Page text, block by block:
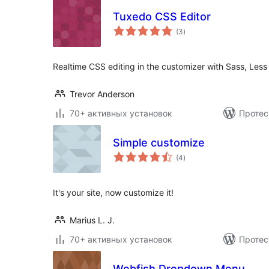
Tuxedo CSS Editor
(3общий
рейтинг
)
Realtime CSS editing in the customizer with Sass,
Trevor Anderson
70+ активных установок
Simple customize
(4общий
рейтинг
)
It's your site, now customize it!
Marius L. J.
70+ активных установок